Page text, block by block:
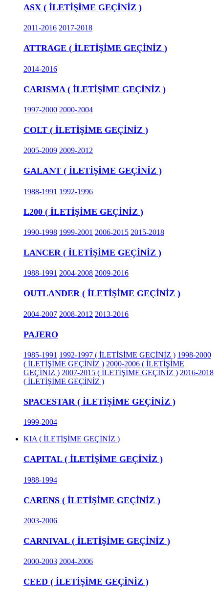
ASX ( İLETİŞİME GEÇİNİZ )
2011-2016 2017-2018
ATTRAGE ( İLETİŞİME GEÇİNİZ )
2014-2016
CARISMA ( İLETİŞİME GEÇİNİZ )
1997-2000 2000-2004
COLT ( İLETİŞİME GEÇİNİZ )
2005-2009 2009-2012
GALANT ( İLETİŞİME GEÇİNİZ )
1988-1991 1992-1996
L200 ( İLETİŞİME GEÇİNİZ )
1990-1998 1999-2001 2006-2015 2015-2018
LANCER ( İLETİŞİME GEÇİNİZ )
1988-1991 2004-2008 2009-2016
OUTLANDER ( İLETİŞİME GEÇİNİZ )
2004-2007 2008-2012 2013-2016
PAJERO
1985-1991 1992-1997 ( İLETİŞİME GEÇİNİZ ) 1998-2000
( İLETİŞİME GEÇİNİZ ) 2000-2006 ( İLETİŞİME
GEÇİNİZ ) 2007-2015 ( İLETİŞİME GEÇİNİZ ) 2016-2018
( İLETİŞİME GEÇİNİZ )
SPACESTAR ( İLETİŞİME GEÇİNİZ )
1999-2004
KIA ( İLETİŞİME GEÇİNİZ )
CAPITAL ( İLETİŞİME GEÇİNİZ )
1988-1994
CARENS ( İLETİŞİME GEÇİNİZ )
2003-2006
CARNIVAL ( İLETİŞİME GEÇİNİZ )
2000-2003 2004-2006
CEED ( İLETİŞİME GEÇİNİZ )